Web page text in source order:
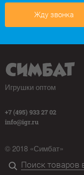
Жду звонка
Игрушки оптом
+7 (495) 933 27 02
info@igr.ru
© 2018 «Симбат»